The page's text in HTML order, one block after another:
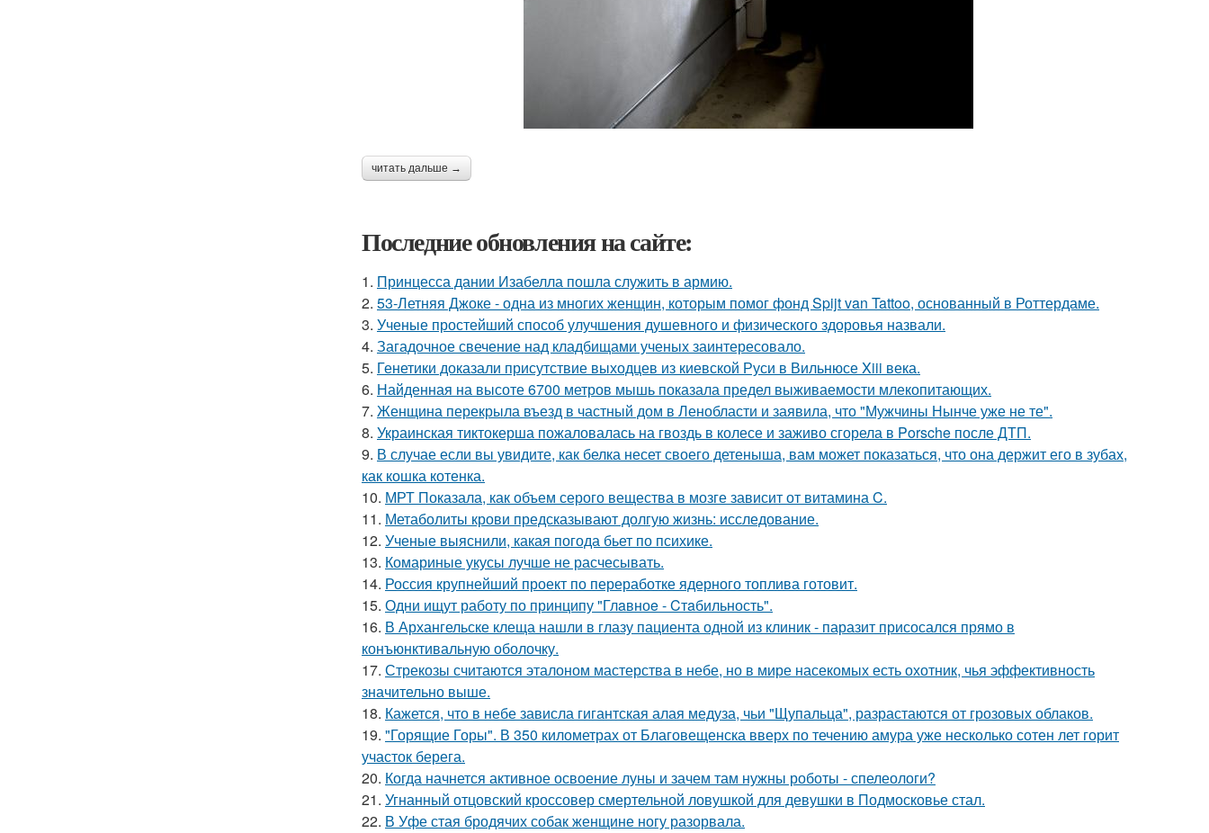
читать дальше →
Последние обновления на сайте:
1. Принцесса дании Изабелла пошла служить в армию.
2. 53-Летняя Джоке - одна из многих женщин, которым помог фонд Spijt van Tattoo, основанный в Роттердаме.
3. Ученые простейший способ улучшения душевного и физического здоровья назвали.
4. Загадочное свечение над кладбищами ученых заинтересовало.
5. Генетики доказали присутствие выходцев из киевской Руси в Вильнюсе Xiii века.
6. Найденная на высоте 6700 метров мышь показала предел выживаемости млекопитающих.
7. Женщина перекрыла въезд в частный дом в Ленобласти и заявила, что "Мужчины Нынче уже не те".
8. Украинская тиктокерша пожаловалась на гвоздь в колесе и заживо сгорела в Porsche после ДТП.
9. В случае если вы увидите, как белка несет своего детеныша, вам может показаться, что она держит его в зубах,
как кошка котенка.
10. МРТ Показала, как объем серого вещества в мозге зависит от витамина C.
11. Метаболиты крови предсказывают долгую жизнь: исследование.
12. Ученые выяснили, какая погода бьет по психике.
13. Комариные укусы лучше не расчесывать.
14. Россия крупнейший проект по переработке ядерного топлива готовит.
15. Одни ищут работу по принципу "Глaвноe - Cтaбильность".
16. В Архангельске клеща нашли в глазу пациента одной из клиник - паразит присосался прямо в
конъюнктивальную оболочку.
17. Стрекозы считаются эталоном мастерства в небе, но в мире насекомых есть охотник, чья эффективность
значительно выше.
18. Кажется, что в небе зависла гигантская алая медуза, чьи "Щупальца", разрастаются от грозовых облаков.
19. "Горящие Горы". В 350 километрах от Благовещенска вверх по течению амура уже несколько сотен лет горит
участок берега.
20. Когда начнется активное освоение луны и зачем там нужны роботы - спелеологи?
21. Угнанный отцовский кроссовер смертельной ловушкой для девушки в Подмосковье стал.
22. В Уфе стая бродячих собак женщине ногу разорвала.